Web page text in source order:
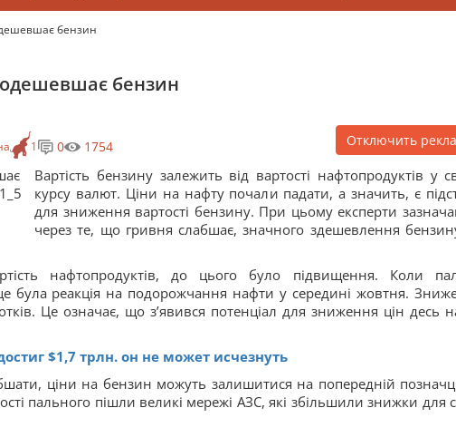
бензин
бензин
1 0 1754 Отключить
Вартість бензину залежить від вартості нафтопродуктів у
курсу валют. Ціни на нафту почали падати, а значить, є
для зниження вартості бензину. При цьому експерти
через те, що гривня слабшає, значного здешевлення
нафтопродуктів, до цього було підвищення. Коли
була реакція на подорожчання нафти у середині жовтня.
Це означає, що з’явився потенціал для зниження цін десь
$1,7 трлн. он не может исчезнуть
ціни на бензин можуть залишитися на попередній
пального пішли великі мережі АЗС, які збільшили знижки для